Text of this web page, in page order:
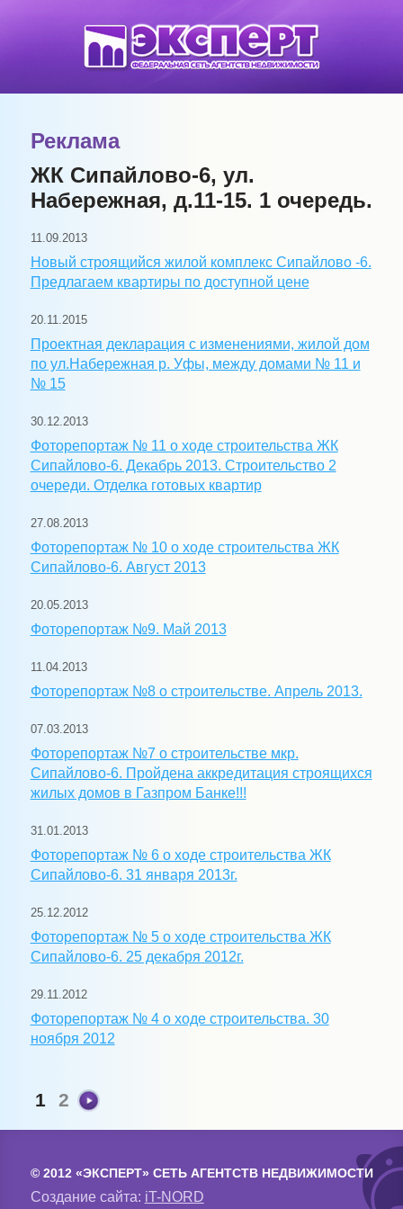
Реклама
ЖК Сипайлово-6, ул.
Набережная, д.11-15. 1 очередь.
11.09.2013
Новый строящийся жилой комплекс Сипайлово -6.
Предлагаем квартиры по доступной цене
20.11.2015
Проектная декларация с изменениями, жилой дом
по ул.Набережная р. Уфы, между домами № 11 и
№ 15
30.12.2013
Фоторепортаж № 11 о ходе строительства ЖК
Сипайлово-6. Декабрь 2013. Строительство 2
очереди. Отделка готовых квартир
27.08.2013
Фоторепортаж № 10 о ходе строительства ЖК
Сипайлово-6. Август 2013
20.05.2013
Фоторепортаж №9. Май 2013
11.04.2013
Фоторепортаж №8 о строительстве. Апрель 2013.
07.03.2013
Фоторепортаж №7 о строительстве мкр.
Сипайлово-6. Пройдена аккредитация строящихся
жилых домов в Газпром Банке!!!
31.01.2013
Фоторепортаж № 6 о ходе строительства ЖК
Сипайлово-6. 31 января 2013г.
25.12.2012
Фоторепортаж № 5 о ходе строительства ЖК
Сипайлово-6. 25 декабря 2012г.
29.11.2012
Фоторепортаж № 4 о ходе строительства. 30
ноября 2012
1 2
© 2012 «ЭКСПЕРТ» СЕТЬ АГЕНТСТВ НЕДВИЖИМОСТИ
Создание сайта: iT-NORD